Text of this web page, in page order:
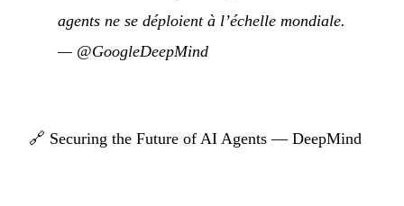
agents ne se déploient à l’échelle mondiale.
— @GoogleDeepMind
🔗 Securing the Future of AI Agents — DeepMind